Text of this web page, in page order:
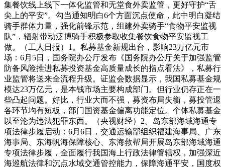
集餐饮线上线下一体化监管和无堂食外卖监管，更好守护“舌
尖上的平安”。勾当通知明白6个方面沉点使命，此中明白凝结
骑手群体力量，强化前锋示范，组建外卖骑手“食物平安监视
队”，辐射带动泛博骑手积极参取收集餐饮食物平安监视工
做。（工人日报）1。私募基金新规出台，影响23万亿元市
场：6月5日，国务院办公厅发布《国务院办公厅关于加强监管
防备风险推进私募投资基金高质量成长的指点看法》，私募行
业监管将送来全流程升级。证监会数据显示，我国私募基金规
模达23万亿元，是本钱市场主要构成部门。但行业仍存正在一
些凸起问题。好比，行业大而不强，募资布局失衡，募投管退
各环节均有短板，部门国资基金偏离功能定位。个体私募基金
以至沦为违法犯罪东西。（央视财经）2。岛东部海域海通专
项法律步履启动：6月6日，交通运输部组织福建海事局、广东
海事局、东海帆海保障核心、东海救帮局开展岛东部海域海通
专项法律步履，全面履行我国海上行政法律管辖权，加强深近
海巡航法律和沉点水域交通管控能力，保障海通平安，国度权